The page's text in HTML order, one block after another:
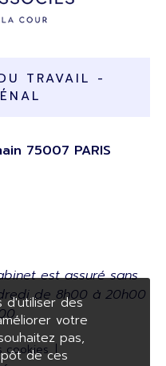
d'utiliser des
votre
pas,
de ces
TRAVAIL -
75007 PARIS
est assuré sans
de 8h00 à 20h00
cookies